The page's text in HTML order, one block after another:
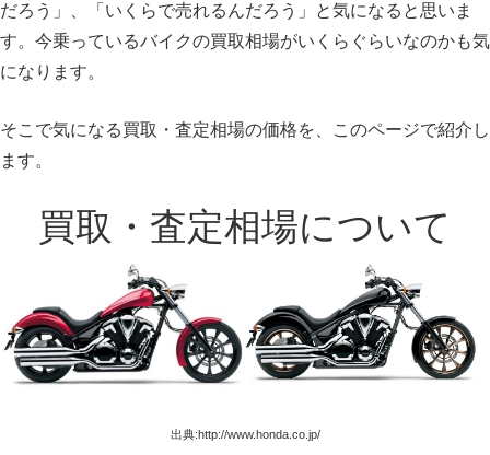
だろう」、「いくらで売れるんだろう」と気になると思いま
す。今乗っているバイクの買取相場がいくらぐらいなのかも気
になります。
そこで気になる買取・査定相場の価格を、このページで紹介し
ます。
買取・査定相場について
出典:http://www.honda.co.jp/